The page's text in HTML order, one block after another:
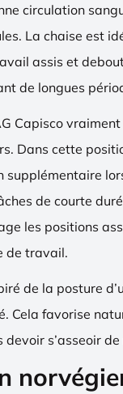
circulation
La chaise est
assis et
de longues
Capisco
Dans cette
supplémentaire
de courte
les positions
de travail.
de la posture
Cela favorise
s’asseoir